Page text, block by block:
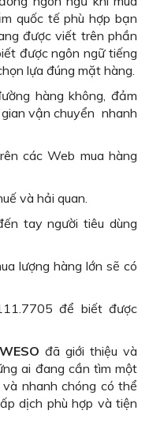
quốc tế phù hợp bạn
được viết trên phần
được ngôn ngữ tiếng
lựa đúng mặt hàng.
hàng không, đảm
vận chuyển nhanh
các Web mua hàng
và hải quan.
tay người tiêu dùng
lượng hàng lớn sẽ có
để biết được
WESO đã giới thiệu và
ai đang cần tìm một
và nhanh chóng có thể
dịch phù hợp và tiện